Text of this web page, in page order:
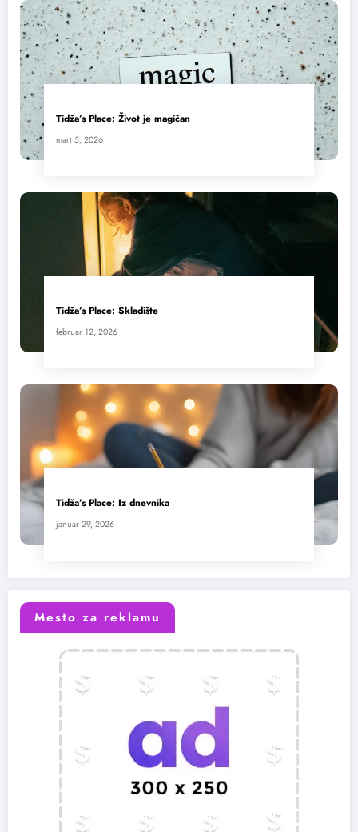
Tidža’s Place: Život je magičan
mart 5, 2026
Tidža’s Place: Skladište
februar 12, 2026
Tidža’s Place: Iz dnevnika
januar 29, 2026
Mesto za reklamu